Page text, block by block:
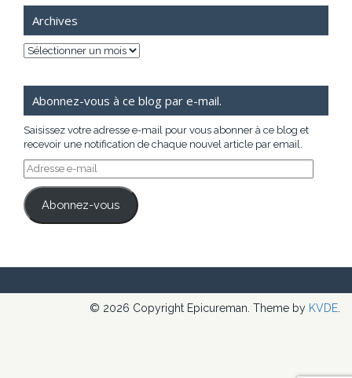
Archives
Archives
Abonnez-vous à ce blog par e-mail.
Saisissez votre adresse e-mail pour vous abonner à ce blog et
recevoir une notification de chaque nouvel article par email.
Adresse
e-
mail
Abonnez-vous
© 2026 Copyright Epicureman. Theme by KVDE